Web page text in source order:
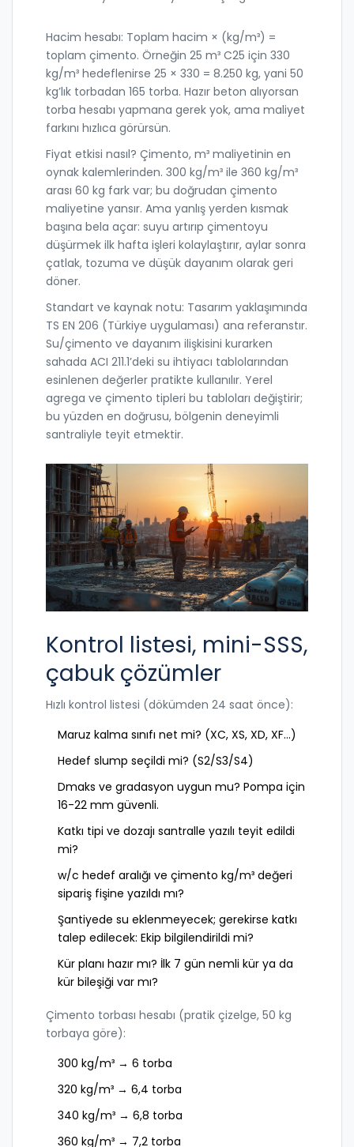
Hacim hesabı: Toplam hacim × (kg/m³) =
toplam çimento. Örneğin 25 m³ C25 için 330
kg/m³ hedeflenirse 25 × 330 = 8.250 kg, yani 50
kg’lık torbadan 165 torba. Hazır beton alıyorsan
torba hesabı yapmana gerek yok, ama maliyet
farkını hızlıca görürsün.
Fiyat etkisi nasıl? Çimento, m³ maliyetinin en
oynak kalemlerinden. 300 kg/m³ ile 360 kg/m³
arası 60 kg fark var; bu doğrudan çimento
maliyetine yansır. Ama yanlış yerden kısmak
başına bela açar: suyu artırıp çimentoyu
düşürmek ilk hafta işleri kolaylaştırır, aylar sonra
çatlak, tozuma ve düşük dayanım olarak geri
döner.
Standart ve kaynak notu: Tasarım yaklaşımında
TS EN 206 (Türkiye uygulaması) ana referanstır.
Su/çimento ve dayanım ilişkisini kurarken
sahada ACI 211.1’deki su ihtiyacı tablolarından
esinlenen değerler pratikte kullanılır. Yerel
agrega ve çimento tipleri bu tabloları değiştirir;
bu yüzden en doğrusu, bölgenin deneyimli
santraliyle teyit etmektir.
Kontrol listesi, mini-SSS,
çabuk çözümler
Hızlı kontrol listesi (dökümden 24 saat önce):
Maruz kalma sınıfı net mi? (XC, XS, XD, XF…)
Hedef slump seçildi mi? (S2/S3/S4)
Dmaks ve gradasyon uygun mu? Pompa için
16-22 mm güvenli.
Katkı tipi ve dozajı santralle yazılı teyit edildi
mi?
w/c hedef aralığı ve çimento kg/m³ değeri
sipariş fişine yazıldı mı?
Şantiyede su eklenmeyecek; gerekirse katkı
talep edilecek: Ekip bilgilendirildi mi?
Kür planı hazır mı? İlk 7 gün nemli kür ya da
kür bileşiği var mı?
Çimento torbası hesabı (pratik çizelge, 50 kg
torbaya göre):
300 kg/m³ → 6 torba
320 kg/m³ → 6,4 torba
340 kg/m³ → 6,8 torba
360 kg/m³ → 7,2 torba